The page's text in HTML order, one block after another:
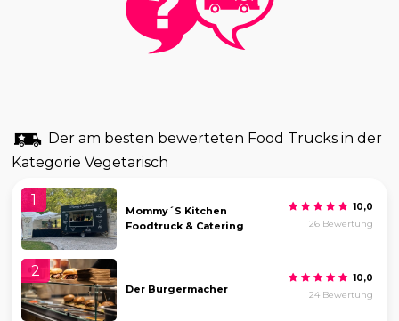
Der am besten bewerteten Food Trucks in der
Kategorie Vegetarisch
1
Mommy´s Kitchen
Foodtruck & Catering
10,0
26 Bewertung
2
Der Burgermacher
10,0
24 Bewertung